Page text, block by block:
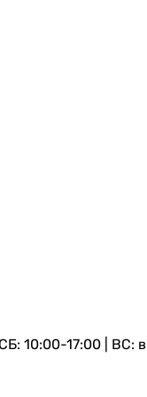
10:00-17:00 | ВС: